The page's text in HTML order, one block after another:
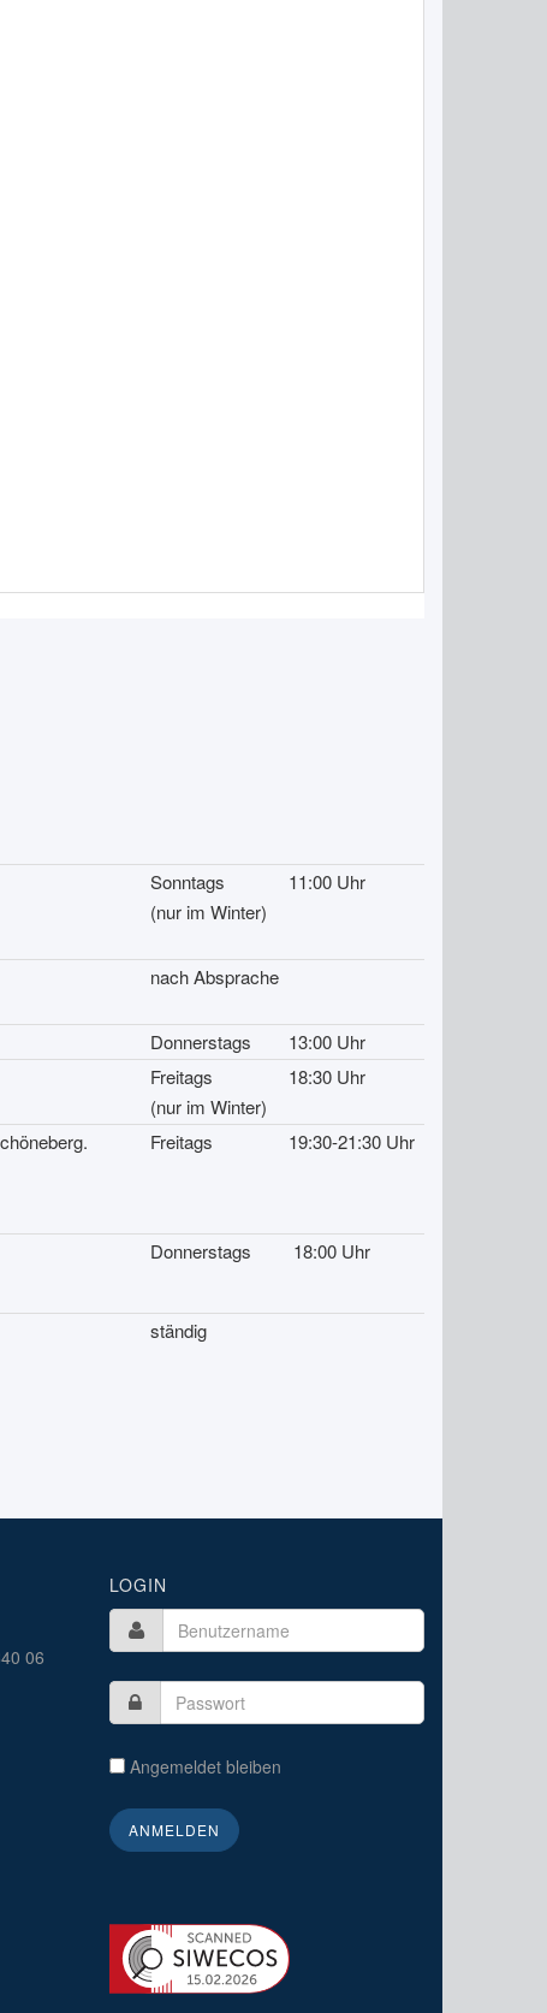
Sonntags
(nur im Winter)
11:00 Uhr
nach Absprache
Donnerstags 13:00 Uhr
Freitags
(nur im Winter)
18:30 Uhr
Freitags 19:30-21:30 Uhr
Donnerstags 18:00 Uhr
ständig
06
LOGIN
Angemeldet bleiben